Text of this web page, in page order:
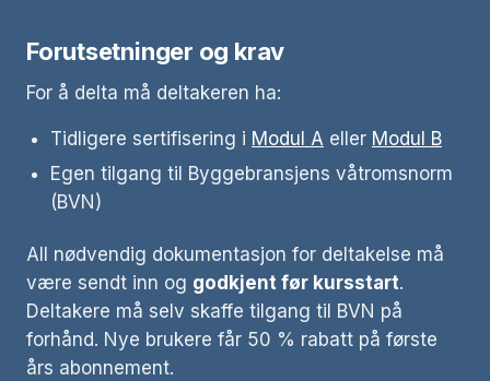
Forutsetninger og krav
For å delta må deltakeren ha:
Tidligere sertifisering i Modul A eller Modul B
Egen tilgang til Byggebransjens våtromsnorm
(BVN)
All nødvendig dokumentasjon for deltakelse må
være sendt inn og godkjent før kursstart.
Deltakere må selv skaffe tilgang til BVN på
forhånd. Nye brukere får 50 % rabatt på første
års abonnement.